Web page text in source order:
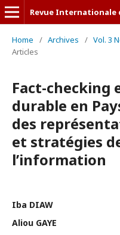
Home / Archives / Vol. 3
Articles
Fact-checking
durable en
des
et stratégies
l’information
Iba DIAW
Aliou GAYE